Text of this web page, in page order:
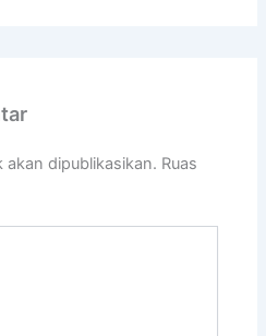
akan dipublikasikan. Ruas